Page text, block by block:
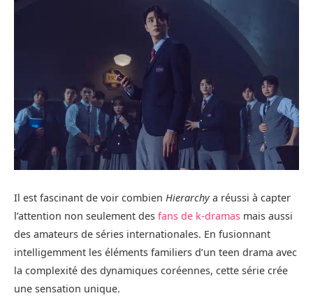
Il est fascinant de voir combien Hierarchya réussi à capter
l’attention non seulement des fans de k-dramas mais aussi
des amateurs de séries internationales. En fusionnant
intelligemment les éléments familiers d’un teen drama avec
la complexité des dynamiques coréennes, cette série crée
une sensation unique.